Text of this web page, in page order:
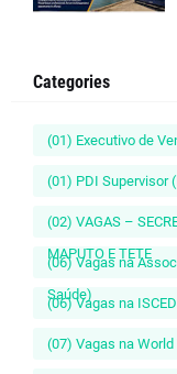
Categories
(01) Executivo de
(01) PDI Supervisor
(02) VAGAS –
MAPUTO E TETE
(06) Vagas na
Saúde)
(06) Vagas na
(07) Vagas na